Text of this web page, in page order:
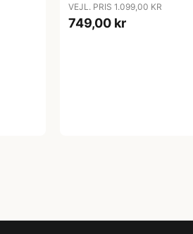
VEJL. PRIS 1.099,00 KR
749,00 kr